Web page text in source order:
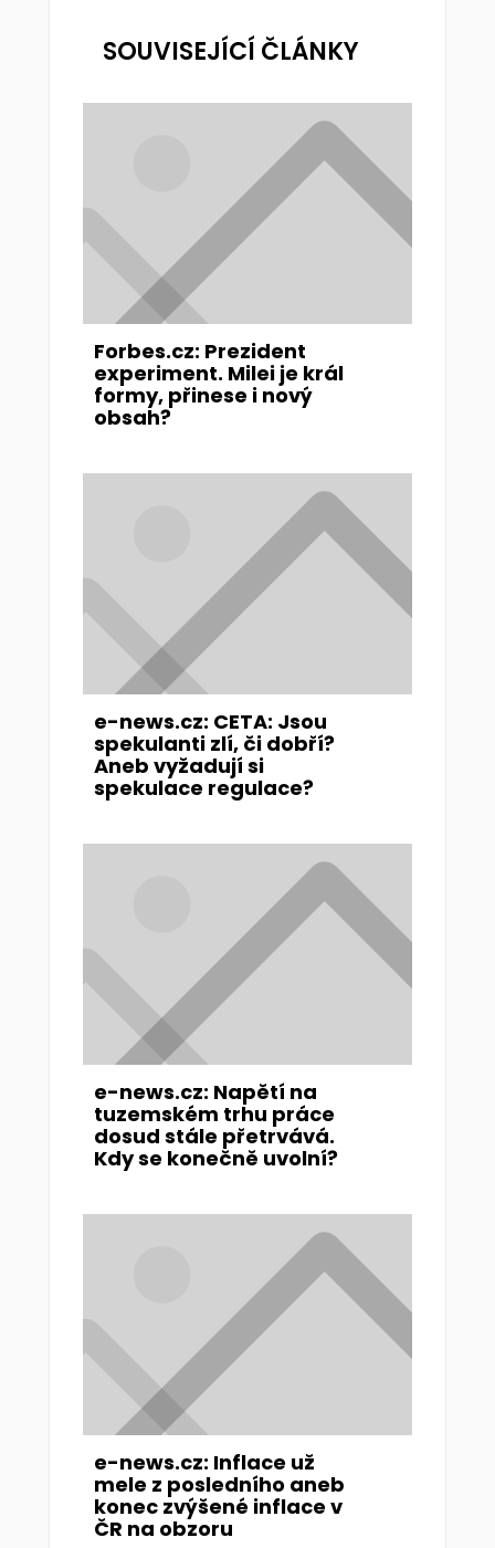
SOUVISEJÍCÍ ČLÁNKY
Forbes.cz: Prezident
experiment. Milei je král
formy, přinese i nový
obsah?
e-news.cz: CETA: Jsou
spekulanti zlí, či dobří?
Aneb vyžadují si
spekulace regulace?
e-news.cz: Napětí na
tuzemském trhu práce
dosud stále přetrvává.
Kdy se konečně uvolní?
e-news.cz: Inflace už
mele z posledního aneb
konec zvýšené inflace v
ČR na obzoru